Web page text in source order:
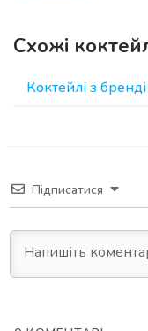
Схожі
Коктейлі з
Підписатися